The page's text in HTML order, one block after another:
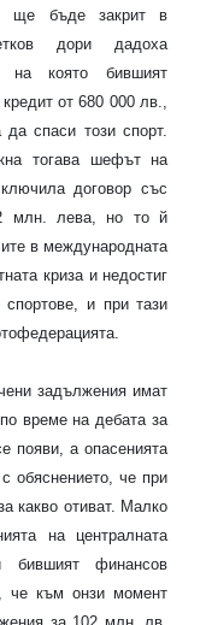
ще бъде закрит в
дори дадоха
на която бившият
кредит от 680 000 лв.,
спаси този спорт.
тогава шефът на
договор със
2 млн. лева, но то й
в международната
криза и недостиг
и при тази
задължения имат
време на дебата за
появи, а опасенията
обяснението, че при
какво отиват. Малко
на централната
бившият финансов
че към онзи момент